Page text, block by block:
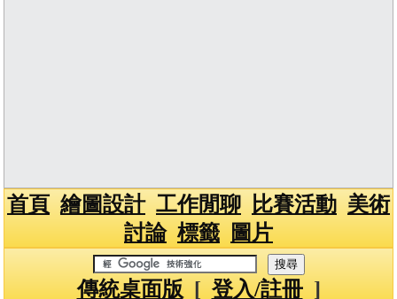
首頁 繪圖設計 工作閒聊 比賽活動 美術
討論 標籤 圖片
傳統桌面版 [ 登入/註冊]